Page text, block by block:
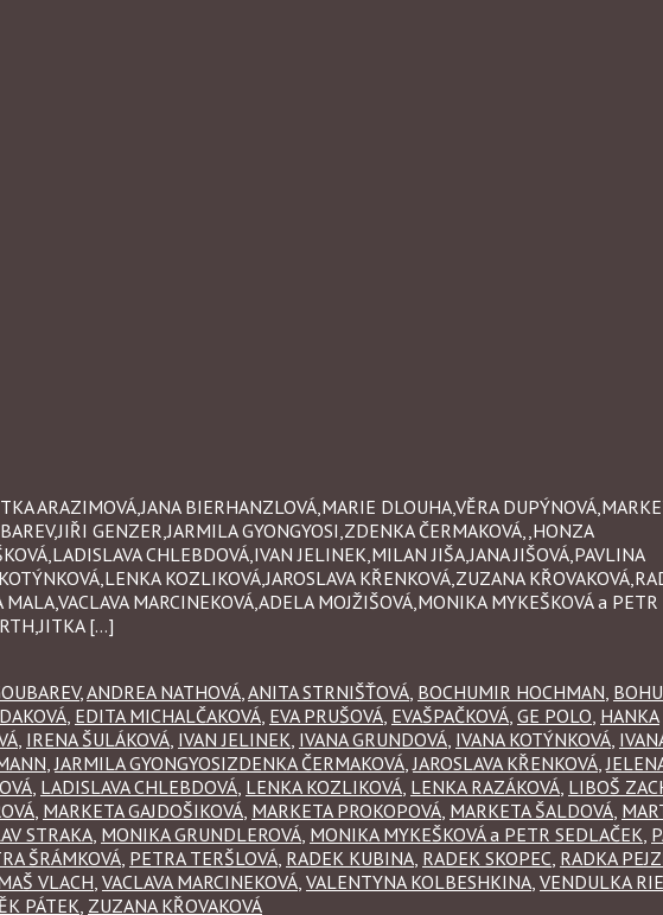
ARAZIMOVÁ,JANA BIERHANZLOVÁ,MARIE DLOUHA,VĚRA
GENZER,JARMILA GYONGYOSI,ZDENKA ČERMAKOVÁ,,HONZA
CHLEBDOVÁ,IVAN JELINEK,MILAN JIŠA,JANA JIŠOVÁ,PAVLINA
KOZLIKOVÁ,JAROSLAVA KŘENKOVÁ,ZUZANA
MARCINEKOVÁ,ADELA MOJŽIŠOVÁ,MONIKA MYKEŠKOVÁ a PETR
[…]
, ANDREA NATHOVÁ ANITA STRNIŠŤOVÁ BOCHUMIR HOCHMAN
EDITA MICHALČAKOVÁ EVA PRUŠOVÁ EVAŠPAČKOVÁ GE POLO HANKA
IRENA ŠULÁKOVÁ IVAN JELINEK IVANA GRUNDOVÁ IVANA KOTÝNKOVÁ
JARMILA GYONGYOSIZDENKA ČERMAKOVÁ JAROSLAVA KŘENKOVÁ
LADISLAVA CHLEBDOVÁ LENKA KOZLIKOVÁ LENKA RAZÁKOVÁ LIBOŠ
MARKETA GAJDOŠIKOVÁ MARKETA PROKOPOVÁ MARKETA ŠALDOVÁ
STRAKA MONIKA GRUNDLEROVÁ MONIKA MYKEŠKOVÁ a PETR SEDLAČEK
ŠRÁMKOVÁ PETRA TERŠLOVÁ RADEK KUBINA RADEK SKOPEC RADKA
VLACH VACLAVA MARCINEKOVÁ VALENTYNA KOLBESHKINA VENDULKA
PÁTEK ZUZANA KŘOVAKOVÁ